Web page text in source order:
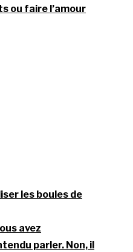
ou faire l’amour
les boules de
avez
parler. Non, il